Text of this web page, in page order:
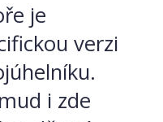
je
verzi
i zde